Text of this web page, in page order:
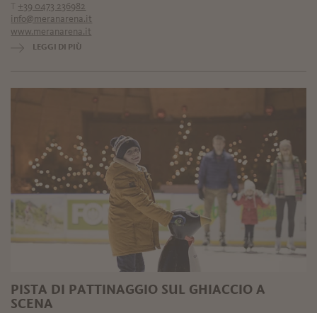
+39 0473 236982
info@meranarena.it
www.meranarena.it
LEGGI DI PIÙ
PISTA DI PATTINAGGIO SUL GHIACCIO A
SCENA